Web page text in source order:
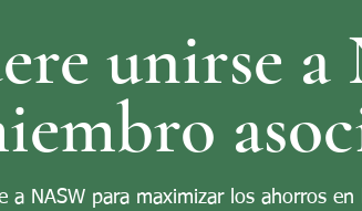
unirse
a NASW para maximizar los ahorros